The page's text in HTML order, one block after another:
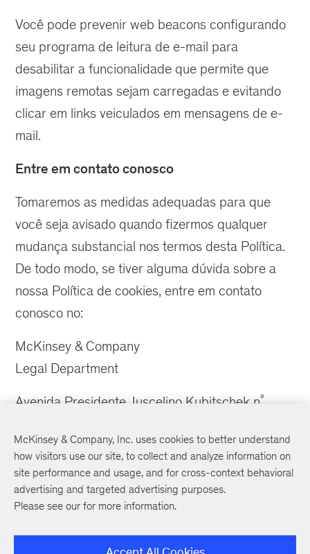
Você pode prevenir web beacons configurando
seu programa de leitura de e-mail para
desabilitar a funcionalidade que permite que
imagens remotas sejam carregadas e evitando
clicar em links veiculados em mensagens de e-
mail.
Entre em contato conosco
Tomaremos as medidas adequadas para que
você seja avisado quando fizermos qualquer
mudança substancial nos termos desta Política.
De todo modo, se tiver alguma dúvida sobre a
nossa Política de cookies, entre em contato
conosco no:
McKinsey & Company
Legal Department
Avenida Presidente Juscelino Kubitschek nº
21, 22 e 23ºandares da Torre Sul, Condomínio
São Paulo Corporate Towers, Vila Nova
Conceição.
CEP 04543-907
McKinsey & Company, Inc. uses cookies to better understand
how visitors use our site, to collect and analyze information on
site performance and usage, and for cross-context behavioral
advertising and targeted advertising purposes.
Please see our for more information.